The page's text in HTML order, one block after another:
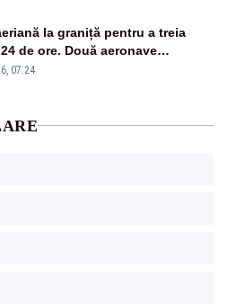
la graniță pentru a treia
de ore. Două aeronave
britanice au fost ridicate de la
07:24